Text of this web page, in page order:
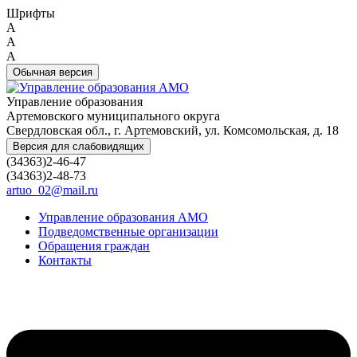
Шрифты
A
A
A
Обычная версия
Управление образования
Артемовского муниципального округа
Свердловская обл., г. Артемовский, ул. Комсомольская, д. 18
Версия для слабовидящих
(34363)2-46-47
(34363)2-48-73
artuo_02@mail.ru
Управление образования АМО
Подведомственные организации
Обращения граждан
Контакты